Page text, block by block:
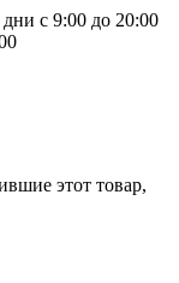
с 9:00 до 20:00
этот товар,